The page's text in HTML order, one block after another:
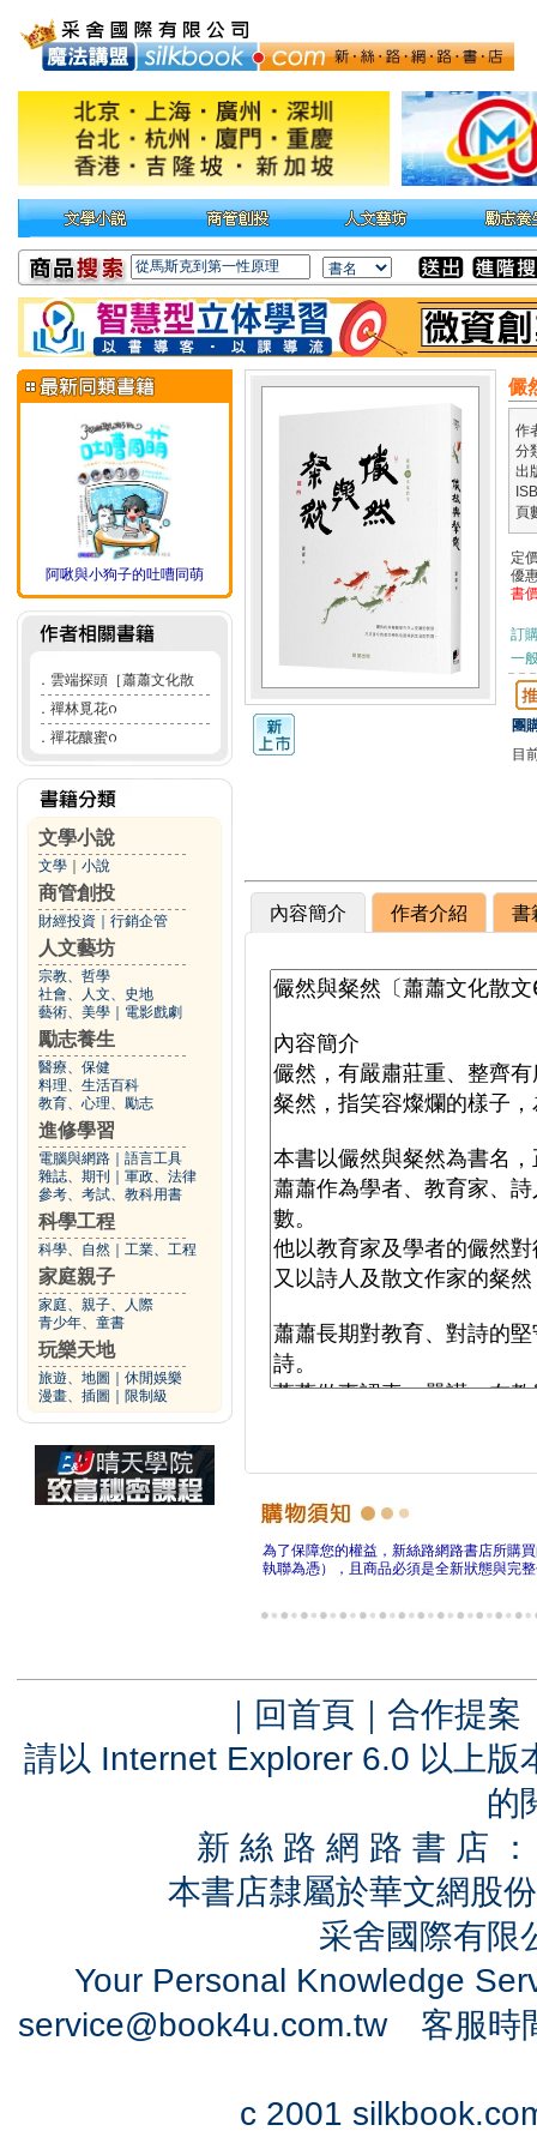
阿啾與小狗子的吐嘈同萌
． 雲端探頭［蕭蕭文化散
． 禪林覓花ᦅ
． 禪花釀蜜ᦅ
文學小說
文學 小說
商管創投
財經投資 行銷企管
人文藝坊
宗教、哲學
社會、人文、史地
藝術、美學
電影戲劇
勵志養生
醫療、保健
料理、生活百科
教育、心理、勵志
進修學習
電腦與網路
語言工具
雜誌、期刊
軍政、法律
參考、考試、教科用書
科學工程
科學、自然 工業、工程
家庭親子
家庭、親子、人際
青少年、童書
玩樂天地
旅遊、地圖
休閒娛樂
漫畫、插圖
限制級
儼
作
分
出
頁
定
優
書
訂
一
團
目
內容簡介 作者介紹 書
為了保障您的權益，新絲路網路書店所購
執聯為憑），且商品必須是全新狀態與完
｜ 回首頁 ｜ 合作提案
請以 Internet Explorer 6.0 以上
的
新 絲 路 網 路 書 店
本書店隸屬於華文網股
采舍國際有
Your Personal Knowledge
service@book4u.com.tw客服時
c 2001